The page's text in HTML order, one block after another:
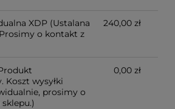
XDP (Ustalana
o kontakt z
240,00 zł
Koszt wysyłki
prosimy o
0,00 zł